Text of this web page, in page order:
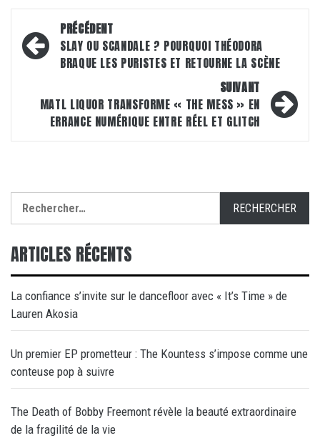
Navigation
d’article
PRÉCÉDENT
SLAY OU SCANDALE ? POURQUOI THÉODORA
BRAQUE LES PURISTES ET RETOURNE LA SCÈNE
SUIVANT
MATL LIQUOR TRANSFORME « THE MESS » EN
ERRANCE NUMÉRIQUE ENTRE RÉEL ET GLITCH
ARTICLES RÉCENTS
La confiance s’invite sur le dancefloor avec « It’s Time » de
Lauren Akosia
Un premier EP prometteur : The Kountess s’impose comme une
conteuse pop à suivre
The Death of Bobby Freemont révèle la beauté extraordinaire
de la fragilité de la vie